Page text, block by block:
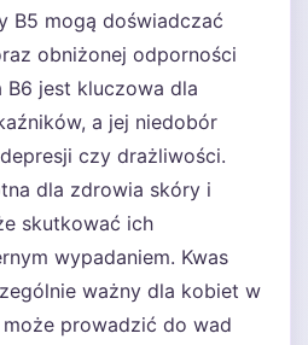
B5 mogą doświadczać
obniżonej odporności
B6 jest kluczowa dla
a jej niedobór
czy drażliwości.
dla zdrowia skóry i
skutkować ich
wypadaniem. Kwas
ważny dla kobiet w
prowadzić do wad